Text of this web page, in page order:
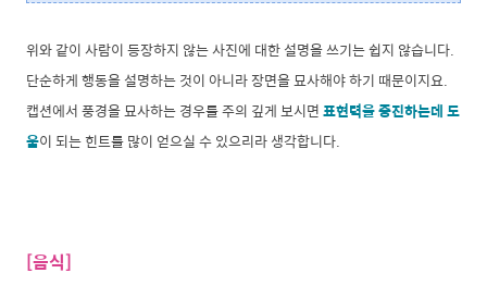
위와 같이 사람이 등장하지 않는 사진에 대한 설명을 쓰기는 쉽지 않습니다.
단순하게 행동을 설명하는 것이 아니라 장면을 묘사해야 하기 때문이지요.
캡션에서 풍경을 묘사하는 경우를 주의 깊게 보시면표현력을 증진하는데 도
움이 되는 힌트를 많이 얻으실 수 있으리라 생각합니다.
[음식]